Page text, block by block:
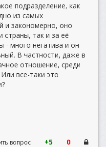
подразделение, как
из самых
и закономерно, оно
страны, так и за её
- много негатива и он
В частности, даже в
отношение, среди
все-таки это
вопрос +5 0